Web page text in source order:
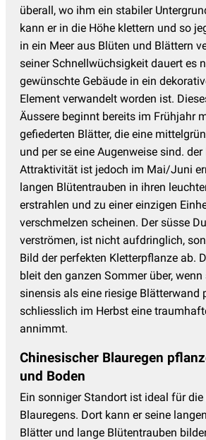
überall, wo ihm ein stabiler
kann er in die Höhe klettern und so
in ein Meer aus Blüten und Blättern
seiner Schnellwüchsigkeit dauert es
gewünschte Gebäude in ein
Element verwandelt worden ist.
Äussere beginnt bereits im Frühjahr
gefiederten Blätter, die eine
und per se eine Augenweise sind.
Attraktivität ist jedoch im Mai/Juni
langen Blütentrauben in ihren
erstrahlen und zu einer einzigen
verschmelzen scheinen. Der süsse
verströmen, ist nicht aufdringlich,
Bild der perfekten Kletterpflanze ab.
bleit den ganzen Sommer über,
sinensis als eine riesige Blätterwand
schliesslich im Herbst eine
annimmt.
Chinesischer Blauregen
und Boden
Ein sonniger Standort ist ideal für
Blauregens. Dort kann er seine
Blätter und lange Blütentrauben